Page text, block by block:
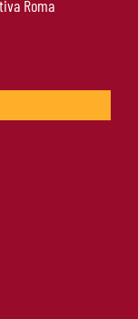
Roma